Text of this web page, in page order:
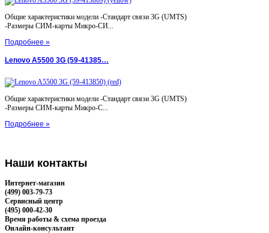
Общие характеристики модели -Стандарт связи 3G (UMTS)
-Размеры СИМ-карты Микро-СИ...
Подробнее »
Lenovo A5500 3G (59-41385…
Общие характеристики модели -Стандарт связи 3G (UMTS)
-Размеры СИМ-карты Микро-С...
Подробнее »
Наши контакты
Интернет-магазин
(499) 003-79-73
Сервисный центр
(495) 000-42-30
Время работы & схема проезда
Онлайн-консультант